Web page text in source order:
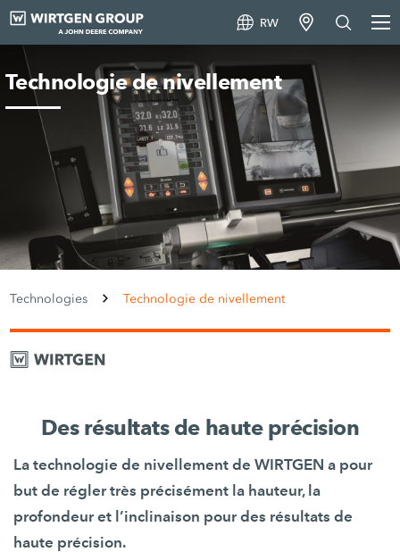
RW
Technologie de nivellement
Technologies Technologie de nivellement
Des résultats de haute précision
La technologie de nivellement de WIRTGEN a pour
but de régler très précisément la hauteur, la
profondeur et l’inclinaison pour des résultats de
haute précision.